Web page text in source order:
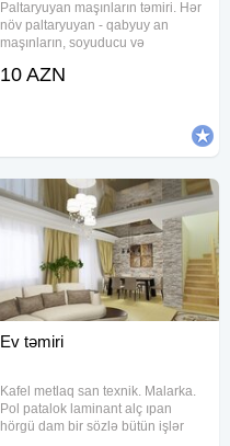
Paltaryuyan maşınların təmiri. Hər
növ paltaryuyan - qabyuy an
maşınların, soyuducu və
ətli təmiri
10 AZN
Ev təmiri
Kafel metlaq san texnik. Malarka.
Pol patalok laminant alç ıpan
hörgü dam bir sözlə bütün işlər